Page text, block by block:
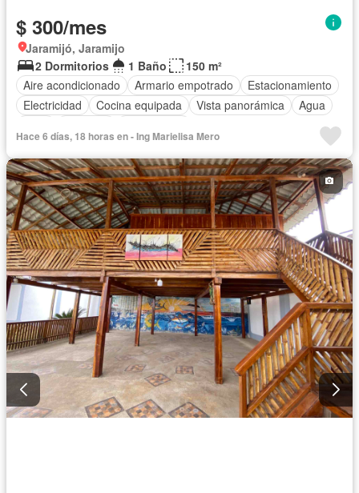
$ 300/mes
Jaramijó, Jaramijo
2 Dormitorios
1 Baño
150 m²
Aire acondicionado
Armario empotrado
Estacionamiento
Electricidad
Cocina equipada Vista panorámica
Agua
Hace 6 días, 18 horas en - Ing Marielisa Mero